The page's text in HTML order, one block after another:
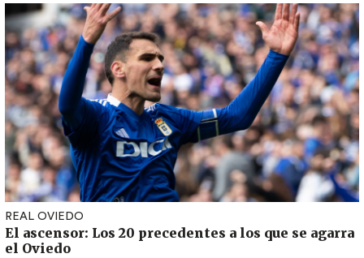
REAL OVIEDO
El ascensor: Los 20 precedentes a los que se agarra
el Oviedo